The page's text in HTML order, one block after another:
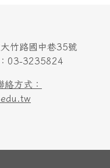
竹路國中巷35號
03-3235824
方式：